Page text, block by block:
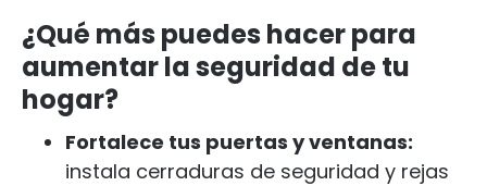
¿Qué más puedes hacer para
aumentar la seguridad de tu
hogar?
Fortalece tus puertas y ventanas:
instala cerraduras de seguridad y rejas